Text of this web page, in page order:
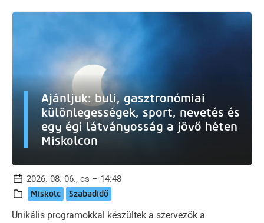
Ajánljuk: buli, gasztronómiai
különlegességek, sport, nevetés és
egy égi látványosság a jövő héten
Miskolcon
2026. 08. 06., cs – 14:48
Miskolc Szabadidő
Unikális programokkal készültek a szervezők a